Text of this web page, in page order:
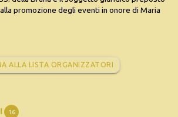
promozione degli eventi in onore di Maria
ALLA LISTA ORGANIZZATORI
16